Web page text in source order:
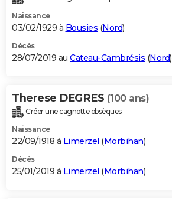
Naissance
03/02/1929 à Bousies (Nord)
Décès
28/07/2019 au Cateau-Cambrésis (Nord)
Therese DEGRES (100 ans)
Créer une cagnotte obsèques
Naissance
22/09/1918 à Limerzel (Morbihan)
Décès
25/01/2019 à Limerzel (Morbihan)